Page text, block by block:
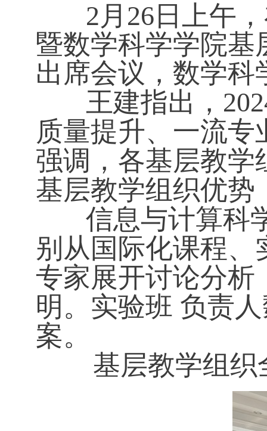
2月26日上午，
暨数学科学学院基
出席会议，数学
王建指出，
质量提升、一流
强调，各基层教学
基层教学组织优势
信息与计算科学
别从国际化课程、
专家展开讨论分析
明。实验班 负责
案。
基层教学组织